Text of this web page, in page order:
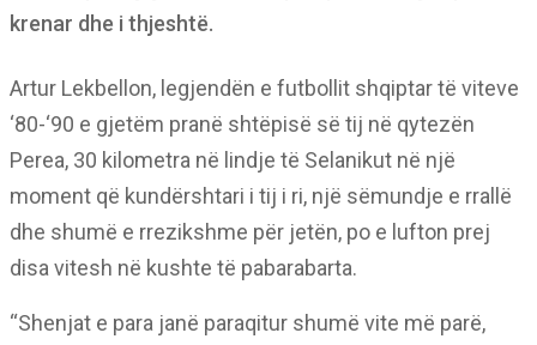
krenar dhe i thjeshtë.
Artur Lekbellon, legjendën e futbollit shqiptar të viteve
‘80-‘90 e gjetëm pranë shtëpisë së tij në qytezën
Perea, 30 kilometra në lindje të Selanikut në një
moment që kundërshtari i tij i ri, një sëmundje e rrallë
dhe shumë e rrezikshme për jetën, po e lufton prej
disa vitesh në kushte të pabarabarta.
“Shenjat e para janë paraqitur shumë vite më parë,